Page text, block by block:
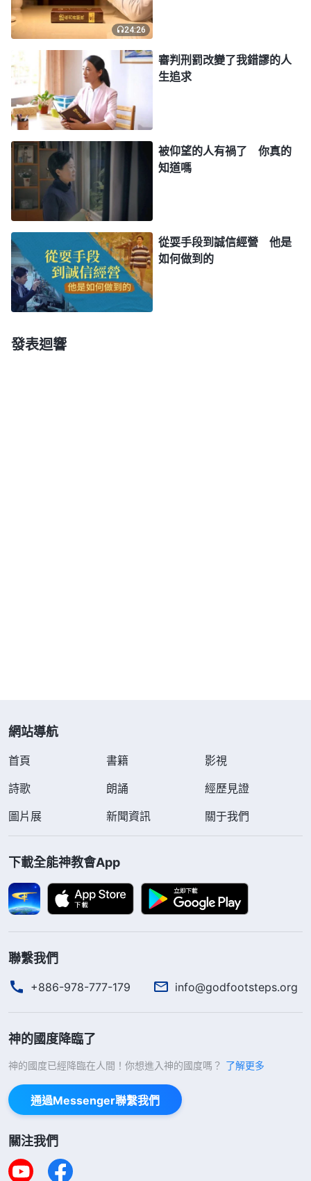
神温暖的話語使我倍感親切，我感受到了神對我
們的愛與牽挂。這一路走來，為了賺到更多的錢，我
拼命地奔波忙碌，不僅和男人們幹一樣的活，還常常
絞盡腦汁地討好客户，頂着行業的競争、工作的壓力
常年外出跑業務，雖然物質生活得到了改善，自己却
的辛酸與痛苦一下子迸發出來，我像一個失散多年的
孩子回到了母親身邊，捧着神話語書痛哭起來。想到
當我面對身體的病痛、生意場上的重大壓力、丈夫的
不理解時，没有人能給我真正的安慰，但神却一直在
我身邊憐憫眷顧着我，等待着我的回轉，在我最痛苦
無助時讓我聽到了他的聲音，用他温暖的話語安慰着
我受傷的心靈。那一刻，我感受到只有神最了解我，
知道我的苦楚，理解我心裏的傷痛，也只有神的話能
帶給我真實的安慰。此時，我已泪流滿面泣不成聲，
尋求真理解决。就這樣，我們家裏又有了歡聲笑語，
身患癌症 神愛拯救
不久，因公司制度改革，再加上産品消費高，市
場經濟蕭條，本市的三家同類連鎖店接連倒閉，僅剩
下我一家。因生意不景氣，幾個員工連同店長都陸續
付出了那麽多心血代價，如果就這樣放弃了，那我之
轉，我一人幹四人的活，常常不能按時吃飯，經常忙
到深夜還在盤點，累得我精疲力盡，常常失眠。忙碌
中，我很少禱告神、看神的話，慢慢地，我的心離神
越來越遠。就在我身陷挣錢的漩渦欲罷不能時，一件
一天，我無意中發現右胸旁邊有塊很硬的東西，
去醫院檢查，醫生説是我的乳腺炎病復發，已演變成
了二期癌症，治愈的可能性不大。醫生的話猶如晴天
换了兩家醫院檢查，可結果還是一樣。那一刻，我徹
24:26
審判刑罰改變了我錯謬的人
生追求
被仰望的人有禍了 你真的
知道嗎
從耍手段到誠信經營 他是
如何做到的
發表迴響
網站導航
首頁 書籍
影視
詩歌
朗誦
經歷見證
圖片展
新聞資訊 關于我們
下載全能神教會App
聯繫我們
+886-978-777-179 info@godfootsteps.org
神的國度降臨了
神的國度已經降臨在人間！你想進入神的國度嗎？ 了解更多
通過Messenger聯繫我們
關注我們